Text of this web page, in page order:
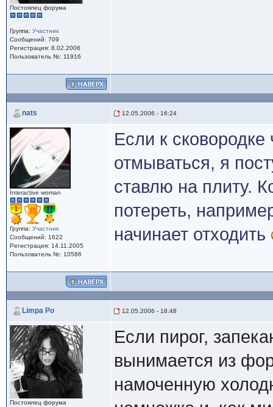
Постоялец форума
Группа: Участник
Сообщений: 709
Регистрация: 8.02.2006
Пользователь №: 11916
nats 12.05.2006 - 16:24
Interactive woman
Группа: Участник
Сообщений: 1622
Регистрация: 14.11.2005
Пользователь №: 10586
Если к сковородке
отмываться, я
ставлю на плиту.
потереть,
начинает отходить
Limpa Po 12.05.2006 - 18:48
Постоялец форума
Если пирог,
вынимается из
намоченную